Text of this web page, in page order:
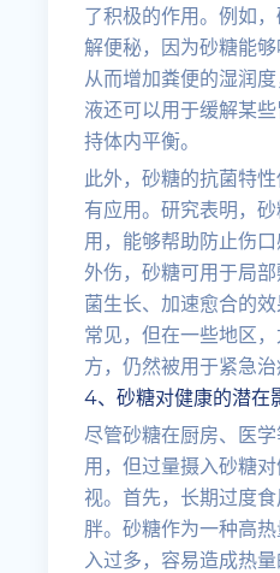
了积极的作用。例如
解便秘，因为砂糖能够
从而增加粪便的湿润
液还可以用于缓解某
持体内平衡。
此外，砂糖的抗菌特
有应用。研究表明，
用，能够帮助防止伤
外伤，砂糖可用于局
菌生长、加速愈合的
常见，但在一些地区
方，仍然被用于紧急治
4、砂糖对健康的潜在
尽管砂糖在厨房、医
用，但过量摄入砂糖
视。首先，长期过度
胖。砂糖作为一种高
入过多，容易造成热